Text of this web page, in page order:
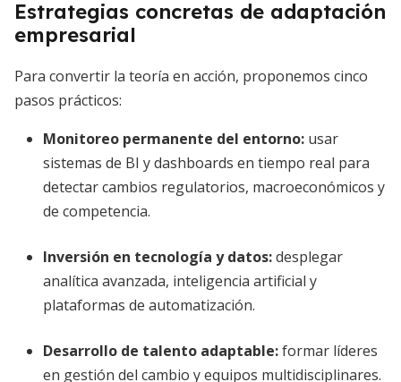
Estrategias concretas de adaptación
empresarial
Para convertir la teoría en acción, proponemos cinco
pasos prácticos:
Monitoreo permanente del entorno: usar
sistemas de BI y dashboards en tiempo real para
detectar cambios regulatorios, macroeconómicos y
de competencia.
Inversión en tecnología y datos:desplegar
analítica avanzada, inteligencia artificial y
plataformas de automatización.
Desarrollo de talento adaptable:formar líderes
en gestión del cambio y equipos multidisciplinares.